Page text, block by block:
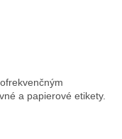
a papierové etikety.